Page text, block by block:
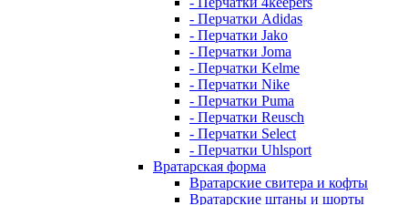
- Перчатки Adidas
- Перчатки Jako
- Перчатки Joma
- Перчатки Kelme
- Перчатки Nike
- Перчатки Puma
- Перчатки Reusch
- Перчатки Select
- Перчатки Uhlsport
Вратарская форма
Вратарские свитера и кофты
Вратарские штаны и шорты